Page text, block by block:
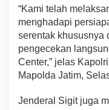
a
m
a
n
a
n
P
k
“Kami telah
menghadapi
serentak khususnya
pengecekan
Center,” jelas
Mapolda Jatim,
Jenderal Sigit juga